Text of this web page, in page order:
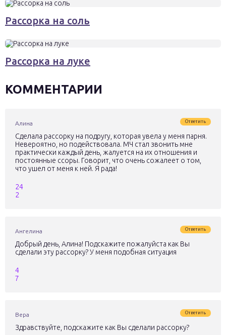
Рассорка на соль
Рассорка на луке
КОММЕНТАРИИ
Алина Ответить
Сделала рассорку на подругу, которая увела у меня парня.
Невероятно, но подействовала. МЧ стал звонить мне
практически каждый день, жалуется на их отношения и
постоянные ссоры. Говорит, что очень сожалеет о том,
что ушел от меня к ней. Я рада!
24
2
Ангелина Ответить
Добрый день, Алина! Подскажите пожалуйста как Вы
сделали эту рассорку? У меня подобная ситуация
4
7
Вера Ответить
Здравствуйте, подскажите как Вы сделали рассорку?